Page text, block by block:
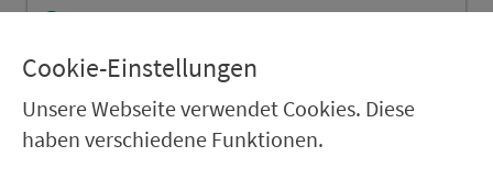
Weiden Lessingstraße
Weiden Stadtfriedhof
Weiden Justizgebäude/Klinikum
Cookie-Einstellungen
Unsere Webseite verwendet Cookies. Diese
haben verschiedene Funktionen.